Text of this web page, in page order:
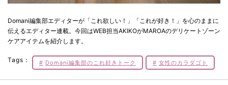
Domani編集部エディターが「これ欲しい！」「これが好き！」を心のままに
伝えるエディター連載。今回はWEB担当AKIKOがMAROAのデリケートゾーン
ケアアイテムを紹介します。
Tags： Domani編集部のこれ好きトーク 女性のカラダゴト